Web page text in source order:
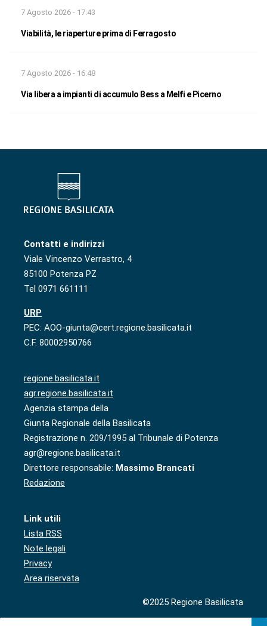
7 Agosto 2026 - 17:43
Viabilità, le riaperture prima di Ferragosto
7 Agosto 2026 - 16:48
Via libera a impianti di accumulo Bess a Melfi e Picerno
Contatti e indirizzi
Viale Vincenzo Verrastro, 4
85100 Potenza PZ
Tel 0971 661111
URP
PEC: AOO-giunta@cert.regione.basilicata.it
C.F. 80002950766
regione.basilicata.it
agr.regione.basilicata.it
Agenzia stampa della
Giunta Regionale della Basilicata
Registrazione n. 209/1995 al Tribunale di Potenza
agr@regione.basilicata.it
Direttore responsabile: Massimo Brancati
Redazione
Link utili
Lista RSS
Note legali
Privacy
Area riservata
©2025 Regione Basilicata